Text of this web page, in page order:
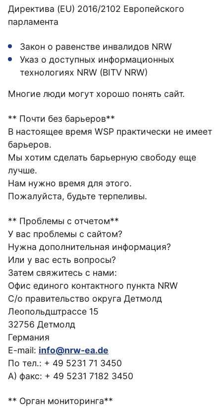
Директива (EU) 2016/2102 Европейского
парламента
Закон о равенстве инвалидов NRW
Указ о доступных информационных
технологиях NRW (BITV NRW)
Многие люди могут хорошо понять сайт.
** Почти без барьеров**
В настоящее время WSP практически не имеет
барьеров.
Мы хотим сделать барьерную свободу еще
лучше.
Нам нужно время для этого.
Пожалуйста, будьте терпеливы.
** Проблемы с отчетом**
У вас проблемы с сайтом?
Нужна дополнительная информация?
Или у вас есть вопросы?
Затем свяжитесь с нами:
Офис единого контактного пункта NRW
C/o правительство округа Детмолд
Леопольдштрассе 15
32756 Детмолд
Германия
E-mail: info@nrw-ea.de
По тел.: + 49 5231 71 3450
А) факс: + 49 5231 7182 3450
** Орган мониторинга**